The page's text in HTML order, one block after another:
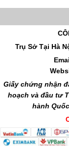
Trụ Sở Tại Hà
Giấy chứng nhận
hoạch và đầu tư
hành